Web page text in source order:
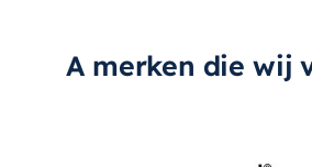
A merken die wij